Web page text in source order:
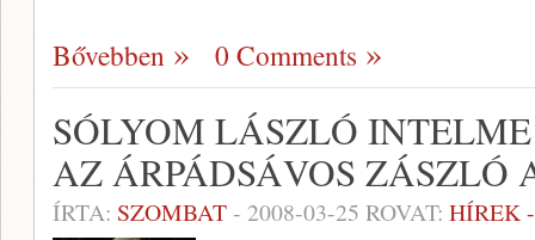
Bővebben 0 Comments
SÓLYOM LÁSZLÓ
AZ ÁRPÁDSÁVOS ZÁSZLÓ
ÍRTA: SZOMBAT- 2008-03-25 ROVAT: HÍREK